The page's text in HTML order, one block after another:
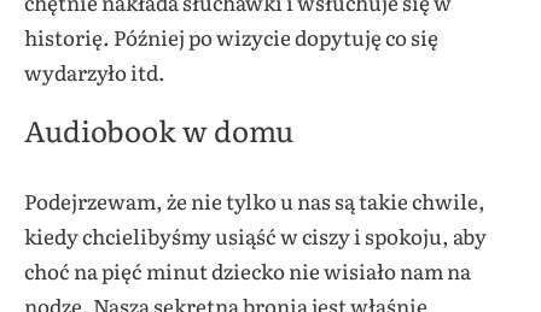
historię. Później po wizycie dopytuję co się
wydarzyło itd.
Audiobook w domu
Podejrzewam, że nie tylko u nas są takie chwile,
kiedy chcielibyśmy usiąść w ciszy i spokoju, aby
choć na pięć minut dziecko nie wisiało nam na
nodze. Naszą sekretną bronią jest właśnie